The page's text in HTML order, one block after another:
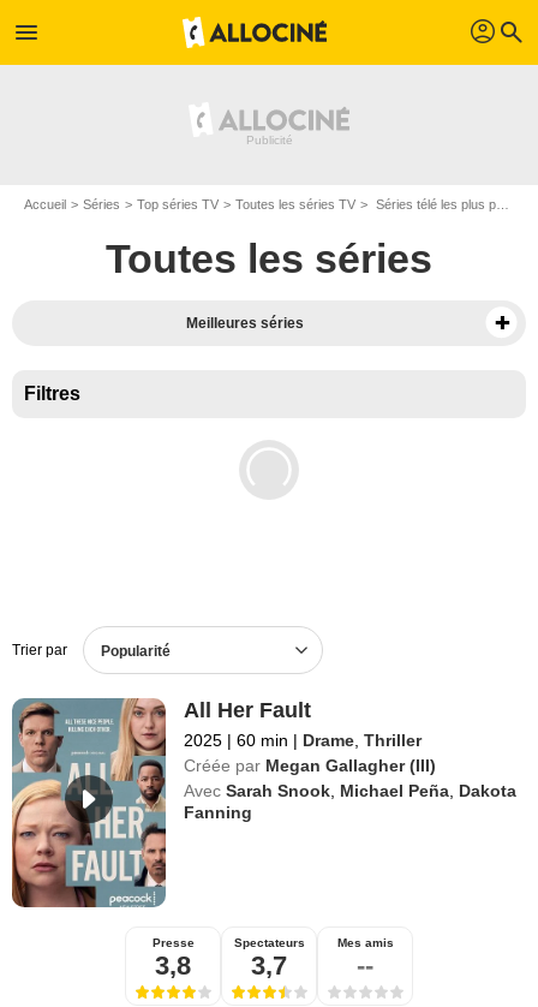
menu profil search
Accueil Séries Top séries TV Toutes les séries TV Séries télé les plus populaires - Page 2
Toutes les séries
Meilleures séries
Filtres
Trier par Popularité
All Her Fault
2025 | 60 min | Drame ,Thriller
Créée par Megan Gallagher (III)
Avec Sarah Snook Michael Peña Dakota
Fanning
Presse
3,8
Spectateurs
3,7
Mes amis
--